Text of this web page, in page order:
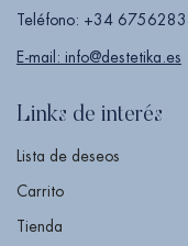
Teléfono: +34
E-mail: info@destetika.es
Links de interés
Lista de deseos
Carrito
Tienda